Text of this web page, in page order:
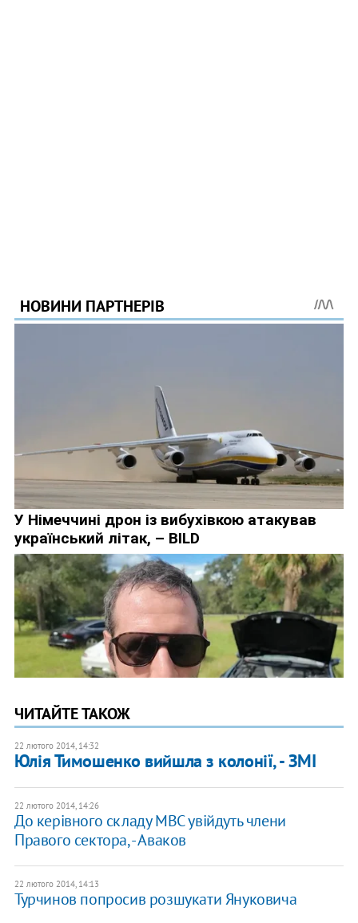
ЧИТАЙТЕ ТАКОЖ
22 лютого 2014, 14:32
Юлія Тимошенко вийшла з колонії, - ЗМІ
22 лютого 2014, 14:26
До керівного складу МВС увійдуть члени
Правого сектора, - Аваков
22 лютого 2014, 14:13
Турчинов попросив розшукати Януковича